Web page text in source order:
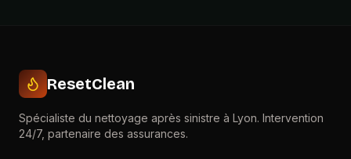
ResetClean
Spécialiste du nettoyage après sinistre à Lyon. Intervention
24/7, partenaire des assurances.